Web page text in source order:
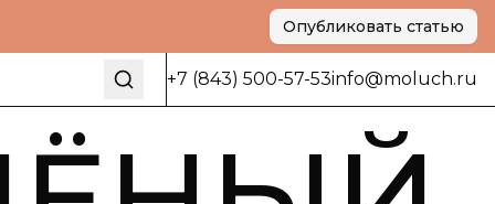
Опубликовать статью
+7 (843) 500-57-53info@moluch.ru